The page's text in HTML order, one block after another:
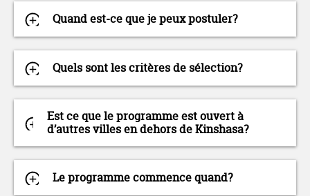
Quand est-ce que je peux postuler?
Quels sont les critères de sélection?
Est ce que le programme est ouvert à
d’autres villes en dehors de Kinshasa?
Le programme commence quand?